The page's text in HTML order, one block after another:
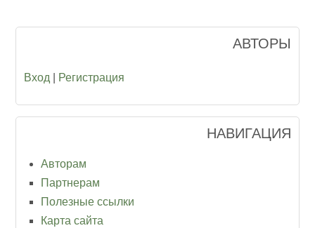
АВТОРЫ
Вход Регистрация
НАВИГАЦИЯ
Авторам
Партнерам
Полезные ссылки
Карта сайта